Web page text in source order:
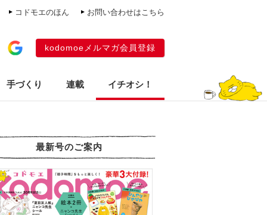
コドモエのほん お問い合わせはこちら
kodomoeメルマガ会員登録
手づくり 連載 イチオシ！
最新号のご案内